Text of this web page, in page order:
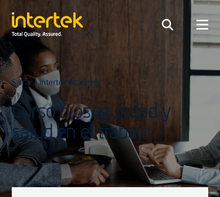
Saltar a Intertek Academy
Curso bioseguridad y
salud en el trabajo